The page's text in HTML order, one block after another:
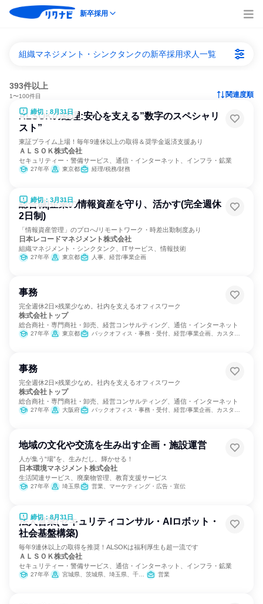
新卒採用
組織マネジメント・シンクタンクの新卒採用求人一覧
393件以上
1〜100件目 関連度順
締切：8月31日
ALSOKの経理:安心を支える”数字のスペシャリ
スト”
東証プライム上場！毎年9連休以上の取得＆奨学金返済支援あり
ＡＬＳＯＫ株式会社
セキュリティー・警備サービス、通信・インターネット、インフラ・鉱業
27年卒 東京都 経理/税務/財務
締切：3月31日
総合職|企業の情報資産を守り、活かす(完全週休
2日制)
「情報資産管理」のプロへ/リモートワーク・時差出勤制度あり
日本レコードマネジメント株式会社
組織マネジメント・シンクタンク、ITサービス、情報技術
27年卒 東京都 人事、経営/事業企画
事務
完全週休2日×残業少なめ。社内を支えるオフィスワーク
株式会社トップ
総合商社・専門商社・卸売、経営コンサルティング、通信・インターネット
27年卒 東京都 バックオフィス・事務・受付、経営/事業企画、カスタマーサポート/コールセンター
事務
完全週休2日×残業少なめ。社内を支えるオフィスワーク
株式会社トップ
総合商社・専門商社・卸売、経営コンサルティング、通信・インターネット
27年卒 大阪府 バックオフィス・事務・受付、経営/事業企画、カスタマーサポート/コールセンター
地域の文化や交流を生み出す企画・施設運営
人が集う“場”を、生みだし、輝かせる！
日本環境マネジメント株式会社
生活関連サービス、廃棄物管理、教育支援サービス
27年卒 埼玉県 営業、マーケティング・広告・宣伝
締切：8月31日
法人営業(セキュリティコンサル・AIロボット・
社会基盤構築)
毎年9連休以上の取得を推奨！ALSOKは福利厚生も超一流です
ＡＬＳＯＫ株式会社
セキュリティー・警備サービス、通信・インターネット、インフラ・鉱業
27年卒 宮城県、茨城県、埼玉県、千葉県、東京都、神奈川県、山梨県、長野県、静岡県、愛知県、滋賀県、京都府、大阪府、兵庫県、奈良県、和歌山県、岡山県、山口県、徳島県、香川県、高知県、福岡県、熊本県、大分県 営業